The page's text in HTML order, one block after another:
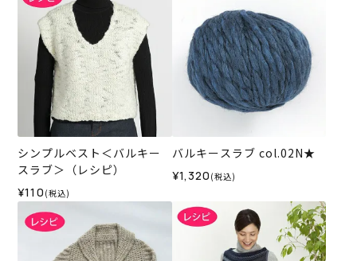
シンプルベスト＜バルキー
スラブ＞（レシピ）
¥110 (税込)
バルキースラブ col.02N★
¥1,320 (税込)